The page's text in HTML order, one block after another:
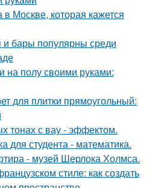
Москве, которая кажется
и бары популярны среди
на полу своими руками:
для плитки прямоугольный:
тонах с вау - эффектом.
для студента - математика.
- музей Шерлока Холмса.
стиле: как создать